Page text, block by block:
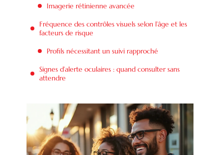
Imagerie rétinienne avancée
Fréquence des contrôles visuels selon l’âge et les
facteurs de risque
Profils nécessitant un suivi rapproché
Signes d’alerte oculaires : quand consulter sans
attendre